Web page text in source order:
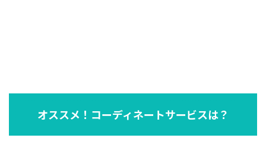
オススメ！コーディネートサービスは？